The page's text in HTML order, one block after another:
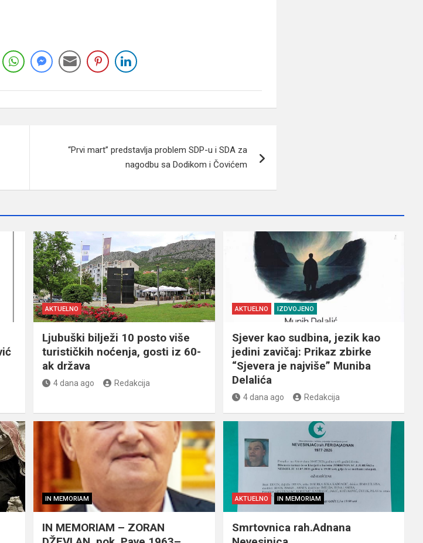
“Prvi mart” predstavlja problem SDP-u i SDA za
nagodbu sa Dodikom i Čovićem
AKTUELNO
Ljubuški bilježi 10 posto više
turističkih noćenja, gosti iz 60-
ak država
4 dana ago Redakcija
AKTUELNO IZDVOJENO
Sjever kao sudbina, jezik kao
jedini zavičaj: Prikaz zbirke
“Sjevera je najviše” Muniba
Delalića
4 dana ago Redakcija
IN MEMORIAM
IN MEMORIAM – ZORAN
AKTUELNO IN MEMORIAM
Smrtovnica rah.Adnana